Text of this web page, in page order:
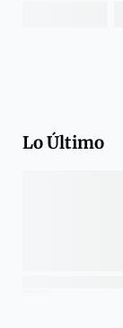
Lo Último